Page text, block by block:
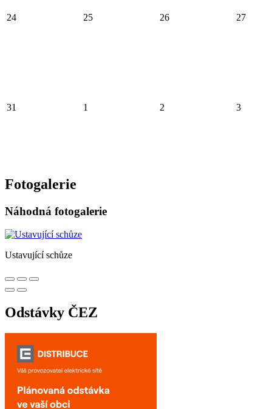
24 25 26 27
31 1 2 3
Fotogalerie
Náhodná fotogalerie
Ustavující schůze
Odstávky ČEZ